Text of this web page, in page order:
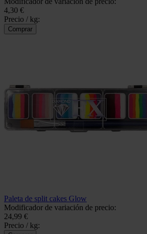
4,30 €
Precio / kg:
Paleta de split cakes Glow
Modificador de variación de precio:
24,99 €
Precio / kg: